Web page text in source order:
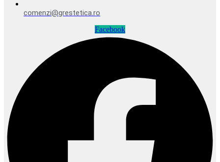
comenzi@grestetica.ro
Facebook